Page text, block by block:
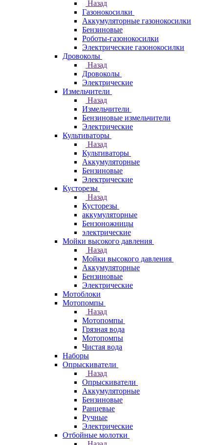
Назад
Газонокосилки
Аккумуляторные газонокосилки
Бензиновые
Роботы-газонокосилки
Электрические газонокосилки
Дровоколы
Назад
Дровоколы
Электрические
Измельчители
Назад
Измельчители
Бензиновые измельчители
Электрические
Культиваторы
Назад
Культиваторы
Аккумуляторные
Бензиновые
Электрические
Кусторезы
Назад
Кусторезы
аккумуляторные
Бензоножницы
электрические
Мойки высокого давления
Назад
Мойки высокого давления
Аккумуляторные
Бензиновые
Электрические
Мотоблоки
Мотопомпы
Назад
Мотопомпы
Грязная вода
Мотопомпы
Чистая вода
Наборы
Опрыскиватели
Назад
Опрыскиватели
Аккумуляторные
Бензиновые
Ранцевые
Ручные
Электрические
Отбойные молотки